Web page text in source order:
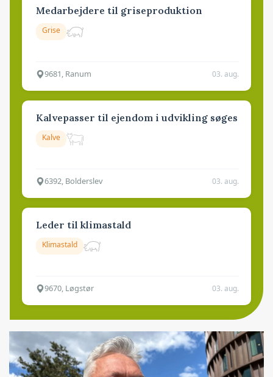
Medarbejdere til griseproduktion
Grise
9681, Ranum 03. aug.
Kalvepasser til ejendom i udvikling søges
Kalve
6392, Bolderslev 03. aug.
Leder til klimastald
Klimastald
9670, Løgstør 03. aug.